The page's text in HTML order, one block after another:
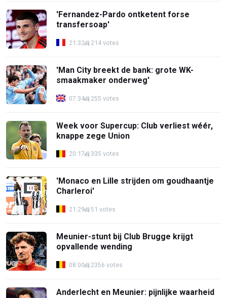
'Fernandez-Pardo ontketent forse
transfersoap'
21:32 214 votes
'Man City breekt de bank: grote WK-
smaakmaker onderweg'
07:34 255 votes
Week voor Supercup: Club verliest wéér,
knappe zege Union
20:17 335 votes
'Monaco en Lille strijden om goudhaantje
Charleroi'
21:29 51 votes
Meunier-stunt bij Club Brugge krijgt
opvallende wending
08:00 2356 votes
Anderlecht en Meunier: pijnlijke waarheid